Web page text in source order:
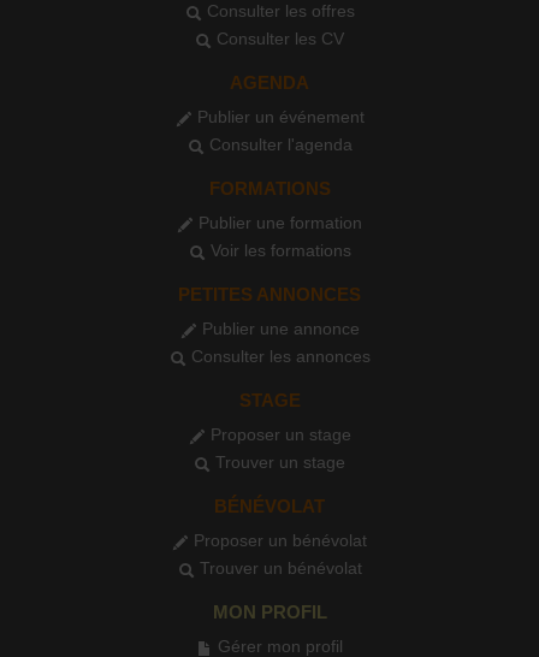
Consulter les offres
Consulter les CV
AGENDA
Publier un événement
Consulter l'agenda
FORMATIONS
Publier une formation
Voir les formations
PETITES ANNONCES
Publier une annonce
Consulter les annonces
STAGE
Proposer un stage
Trouver un stage
BÉNÉVOLAT
Proposer un bénévolat
Trouver un bénévolat
MON PROFIL
Gérer mon profil